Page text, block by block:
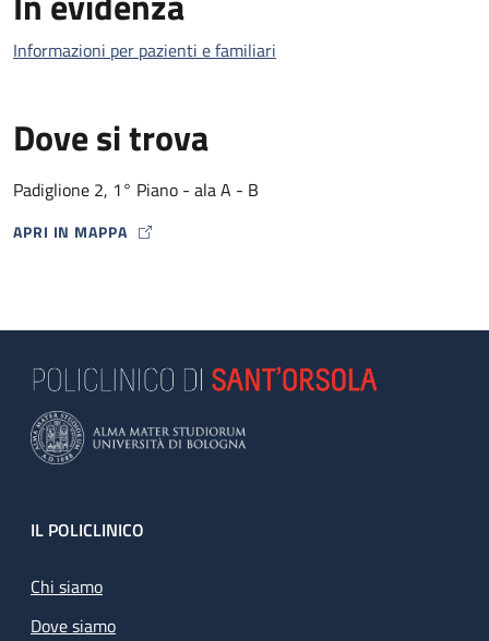
Informazioni per pazienti e familiari
Dove si trova
Padiglione 2, 1° Piano - ala A - B
APRI IN MAPPA
MAP ICON
Footer
IL POLICLINICO
Chi siamo
Dove siamo